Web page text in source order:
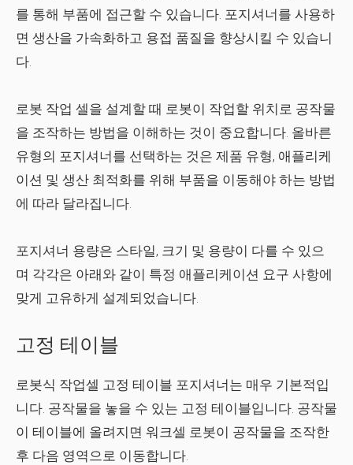
를 통해 부품에 접근할 수 있습니다. 포지셔너를 사용하
면 생산을 가속화하고 용접 품질을 향상시킬 수 있습니
다.
로봇 작업 셀을 설계할 때 로봇이 작업할 위치로 공작물
을 조작하는 방법을 이해하는 것이 중요합니다. 올바른
유형의 포지셔너를 선택하는 것은 제품 유형, 애플리케
이션 및 생산 최적화를 위해 부품을 이동해야 하는 방법
에 따라 달라집니다.
포지셔너 용량은 스타일, 크기 및 용량이 다를 수 있으
며 각각은 아래와 같이 특정 애플리케이션 요구 사항에
맞게 고유하게 설계되었습니다.
고정 테이블
로봇식 작업셀 고정 테이블 포지셔너는 매우 기본적입
니다. 공작물을 놓을 수 있는 고정 테이블입니다. 공작물
이 테이블에 올려지면 워크셀 로봇이 공작물을 조작한
후 다음 영역으로 이동합니다.